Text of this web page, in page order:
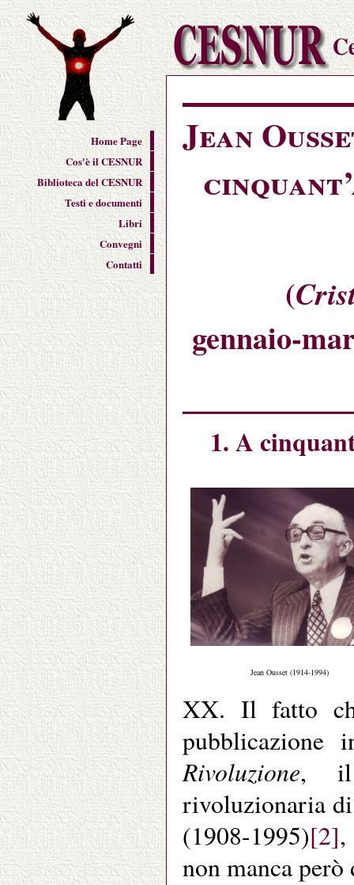
Jean
(
gennaio-
1. A
Jean Ousset (1914-1994)
XX. Il fatto
Rivoluzione, il
rivoluzionaria
(1908-1995)[2],
non manca
Home Page
Cos'è il CESNUR
Biblioteca del CESNUR
Testi e documenti
Libri
Convegni
Contatti